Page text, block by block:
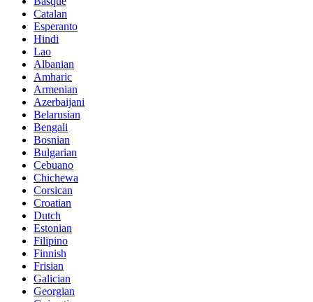
Catalan
Esperanto
Hindi
Lao
Albanian
Amharic
Armenian
Azerbaijani
Belarusian
Bengali
Bosnian
Bulgarian
Cebuano
Chichewa
Corsican
Croatian
Dutch
Estonian
Filipino
Finnish
Frisian
Galician
Georgian